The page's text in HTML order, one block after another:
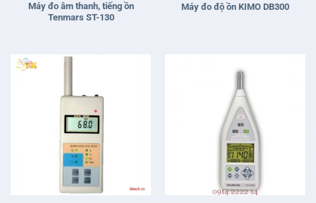
Máy đo âm thanh, tiếng ồn
Tenmars ST-130
Máy đo độ ồn KIMO DB300